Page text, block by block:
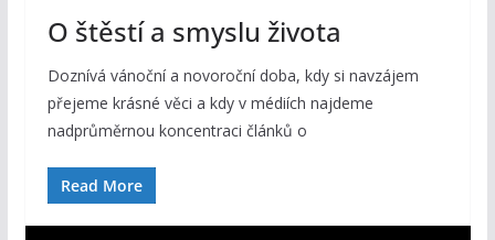
O štěstí a smyslu života
Doznívá vánoční a novoroční doba, kdy si navzájem
přejeme krásné věci a kdy v médiích najdeme
nadprůměrnou koncentraci článků o
Read More